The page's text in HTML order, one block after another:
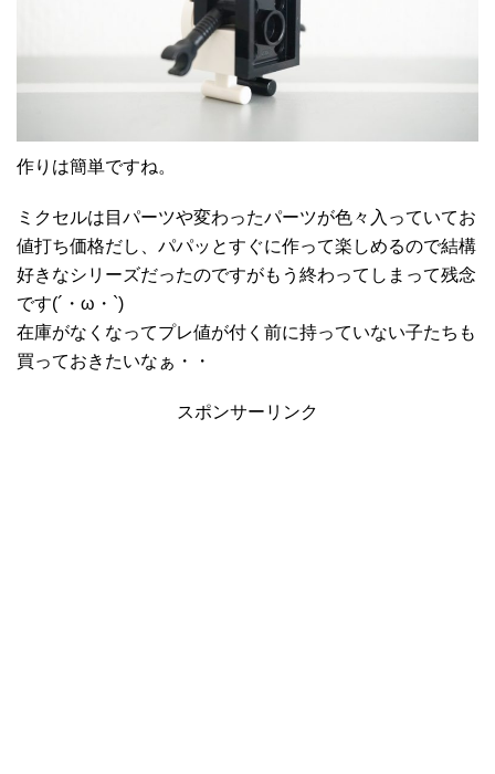
作りは簡単ですね。
ミクセルは目パーツや変わったパーツが色々入っていてお
値打ち価格だし、パパッとすぐに作って楽しめるので結構
好きなシリーズだったのですがもう終わってしまって残念
です(´・ω・`)
在庫がなくなってプレ値が付く前に持っていない子たちも
買っておきたいなぁ・・
スポンサーリンク